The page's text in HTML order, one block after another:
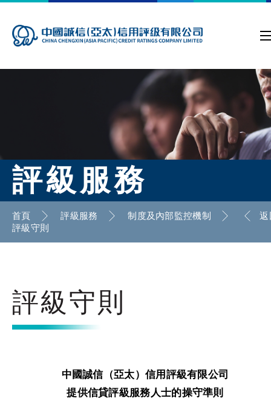
評級服務
首頁 評級服務
制度及內部監控機制
評級守則
評級守則
中國誠信（亞太）信用評級有限公司
提供信貸評級服務人士的操守準則